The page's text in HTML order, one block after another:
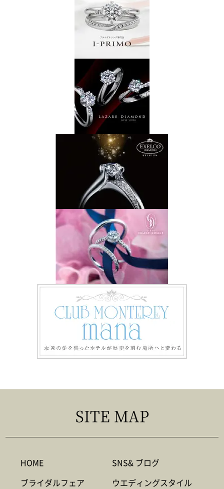
SITE MAP
HOME
ブライダルフェア
SNS& ブログ
ウエディングスタイル